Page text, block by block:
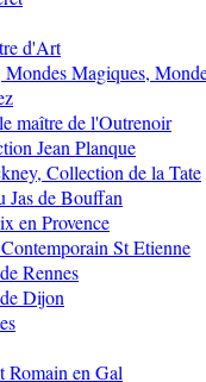
d'Art
Magiques,
maître de l'Outrenoir
Jean Planque
Collection de la Tate
Jas de Bouffan
en Provence
St Etienne
Rennes
Dijon
Romain en Gal